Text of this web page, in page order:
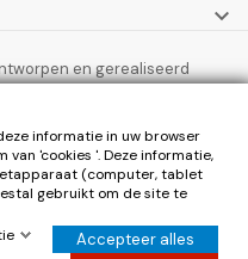

en gerealiseerd
informatie in uw browser
van 'cookies '. Deze informatie,
(computer, tablet
gebruikt om de site te
Accepteer alles